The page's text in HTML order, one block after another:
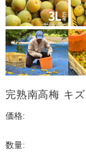
完熟南高梅 キ
価格:
数量: